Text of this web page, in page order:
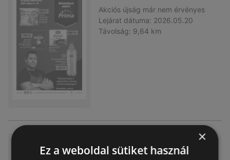
Akciós újság már nem érvényes
Lejárat dátuma: 2026.05.20
Távolság: 9,64 km
×
Ez a weboldal sütiket használ